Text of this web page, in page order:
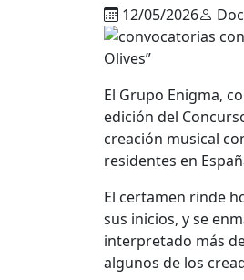
12/05/2026
El Grupo Enigma,
edición del
creación musical
residentes en
El certamen rinde
sus inicios, y se
interpretado más
algunos de los